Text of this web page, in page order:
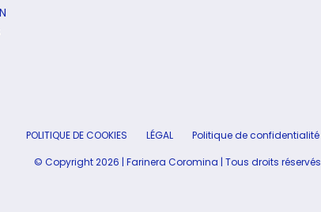
POLITIQUE DE COOKIES LÉGAL Politique de confidentialité
© Copyright 2026 | Farinera Coromina | Tous droits réservés